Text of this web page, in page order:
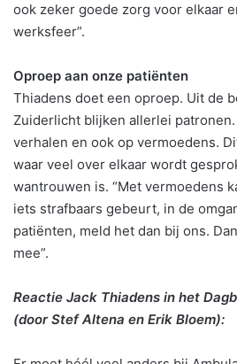
ook zeker goede zorg voor elkaar
werksfeer”.
Oproep aan onze patiënten
Thiadens doet een oproep. Uit de
Zuiderlicht blijken allerlei
verhalen en ook op vermoedens.
waar veel over elkaar wordt
wantrouwen is. “Met vermoedens
iets strafbaars gebeurt, in de
patiënten, meld het dan bij ons.
mee”.
Reactie Jack Thiadens in het
(door Stef Altena en Erik Bloem):